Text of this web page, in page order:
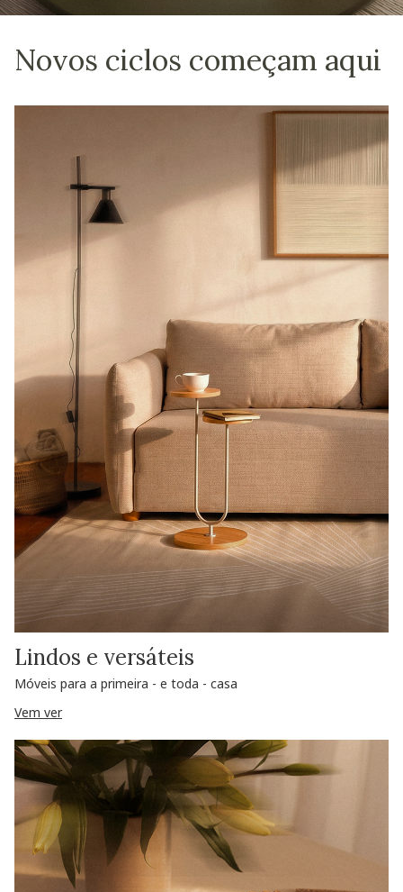
Novos ciclos começam aqui
Lindos e versáteis
Móveis para a primeira - e toda - casa
Vem ver